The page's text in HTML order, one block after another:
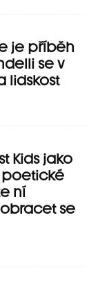
je příběh
se v
lidskost
Kids jako
ní
se